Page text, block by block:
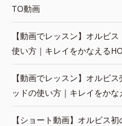
TO動画
【動画でレッスン】オルビ
使い方｜キレイをかなえる
【動画でレッスン】オルビ
ッドの使い方｜キレイをか
【ショート動画】オルビス